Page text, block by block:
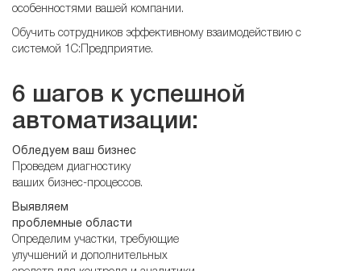
особенностями вашей компании.
Обучить сотрудников эффективному взаимодействию с
системой 1С:Предприятие.
6 шагов к успешной
автоматизации:
Обледуем ваш бизнес
Проведем диагностику
ваших бизнес-процессов.
Выявляем
проблемные области
Определим участки, требующие
улучшений и дополнительных